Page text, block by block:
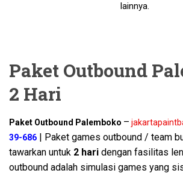
lainnya.
Paket Outbound
2 Hari
Paket Outbound Palemboko –
39-686 | Paket games outbound / team
tawarkan untuk 2 hari dengan fasilitas
outbound adalah simulasi games yang